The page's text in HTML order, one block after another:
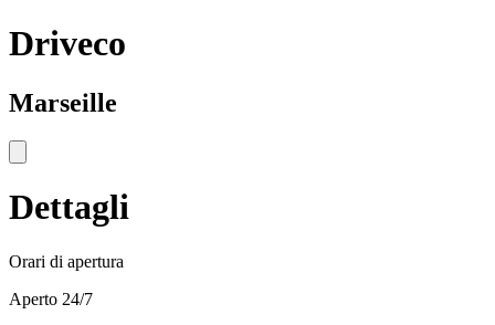
Driveco
Marseille
Dettagli
Orari di apertura
Aperto 24/7